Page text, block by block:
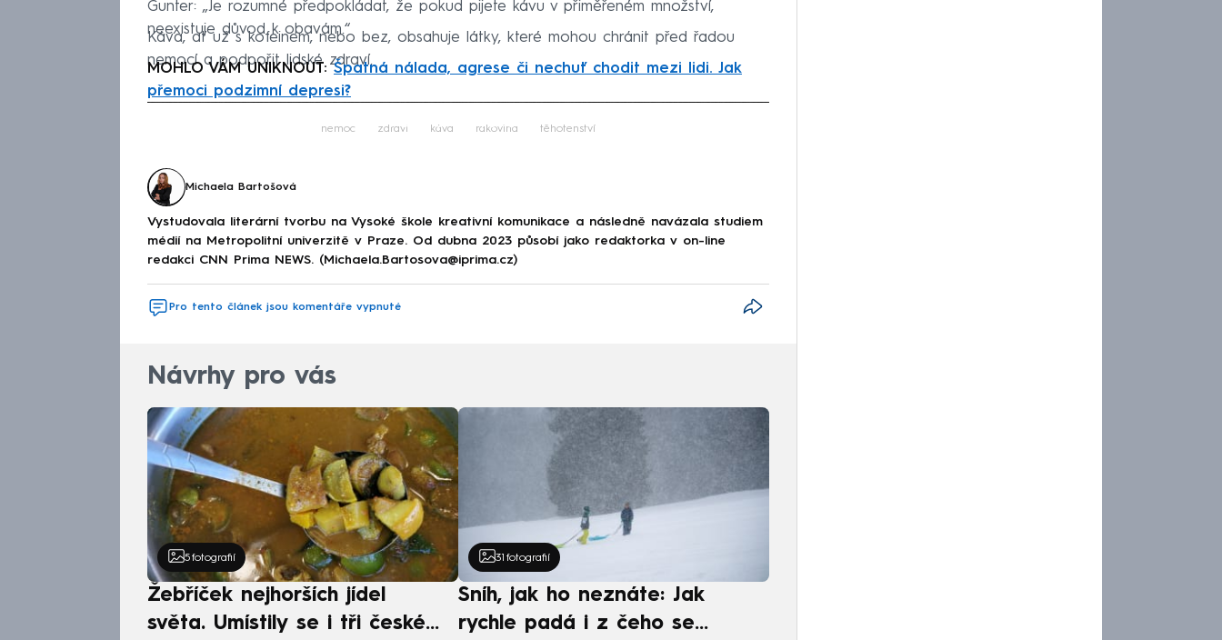
Gunter: „Je rozumné předpokládat, že pokud pijete kávu v přiměřeném množství,
neexistuje důvod k obavám.“
Káva, ať už s kofeinem, nebo bez, obsahuje látky, které mohou chránit před řadou
nemocí a podpořit lidské zdraví.
MOHLO VÁM UNIKNOUT:Špatná nálada, agrese či nechuť chodit mezi lidi. Jak
přemoci podzimní depresi?
Failed to fetch
nemoc zdraví káva rakovina těhotenství
Michaela Bartošová
Vystudovala literární tvorbu na Vysoké škole kreativní komunikace a následně navázala studiem
médií na Metropolitní univerzitě v Praze. Od dubna 2023 působí jako redaktorka v on-line
redakci CNN Prima NEWS. (Michaela.Bartosova@iprima.cz)
Pro tento článek jsou komentáře vypnuté
Návrhy pro vás
5 fotografií
Žebříček nejhorších jídel
světa. Umístily se i tři české
31 fotografií
Sníh, jak ho neznáte: Jak
rychle padá i z čeho se